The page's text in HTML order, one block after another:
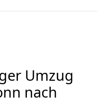
Umzug
nach